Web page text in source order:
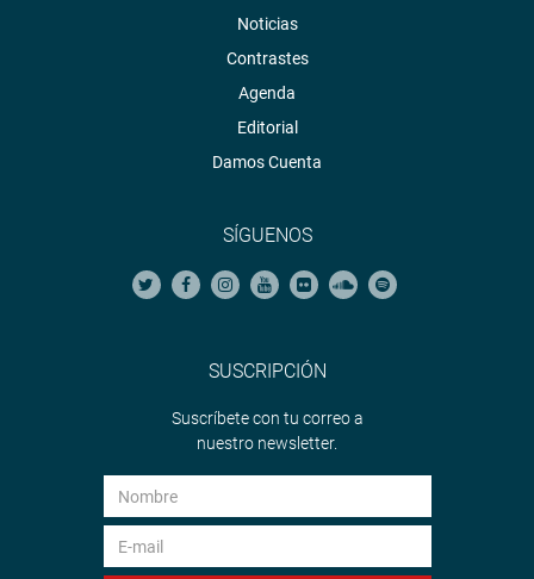
Noticias
Contrastes
Agenda
Editorial
Damos Cuenta
SÍGUENOS
SUSCRIPCIÓN
Suscríbete con tu correo a
nuestro newsletter.